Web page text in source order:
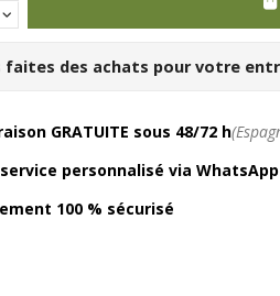
faites des achats pour votre
GRATUITE sous 48/72 h
personnalisé via WhatsApp
100 % sécurisé